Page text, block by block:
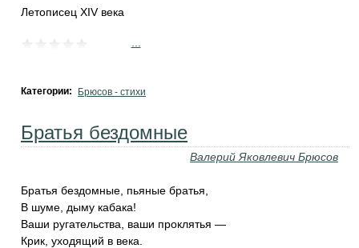
Летописец XIV века
Категории: Брюсов - стихи
Братья бездомные
Валерий Яковлевич Брюсов
Братья бездомные, пьяные братья,
В шуме, дыму кабака!
Ваши ругательства, ваши проклятья —
Крик, уходящий в века.